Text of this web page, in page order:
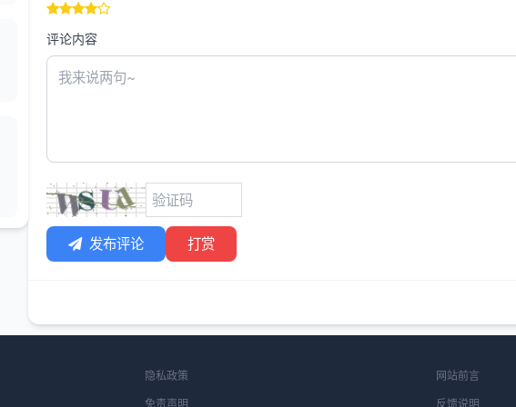
评论内容
发布评论 打赏
隐私政策
免责声明
网站前言
反馈说明